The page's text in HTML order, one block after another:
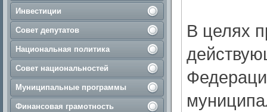
Инвестиции
Совет депутатов
Национальная политика
Совет национальностей
Муниципальные программы
Финансовая грамотность
В целях